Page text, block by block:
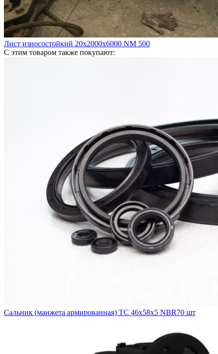
Лист износостойкий 20х2000х6000 NM 500
С этим товаром также покупают:
Сальник (манжета армированная) TC 46х58х5 NBR70 шт